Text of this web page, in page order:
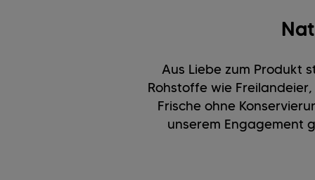
Aus Liebe zum Produkt
Rohstoffe wie
Frische ohne
unserem Engagement